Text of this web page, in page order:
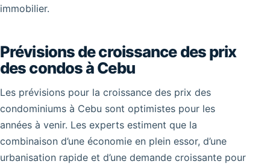
immobilier.
Prévisions de croissance des prix
des condos à Cebu
Les prévisions pour la croissance des prix des
condominiums à Cebu sont optimistes pour les
années à venir. Les experts estiment que la
combinaison d’une économie en plein essor, d’une
urbanisation rapide et d’une demande croissante pour